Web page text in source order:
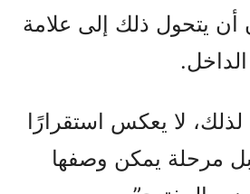
يتحول ذلك إلى علامة
لذلك، لا يعكس استقرارًا
بل مرحلة يمكن وصفها